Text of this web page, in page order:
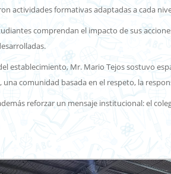
actividades formativas adaptadas a cada
comprendan el impacto de sus
establecimiento, Mr. Mario Tejos sostuvo
comunidad basada en el respeto, la
reforzar un mensaje institucional: el